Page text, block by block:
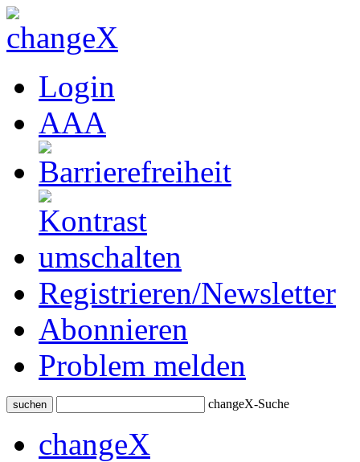
Login
AAA
Registrieren/Newsletter
Abonnieren
Problem melden
suchen changeX-Suche
changeX